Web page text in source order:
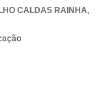
CALDAS RAINHA,